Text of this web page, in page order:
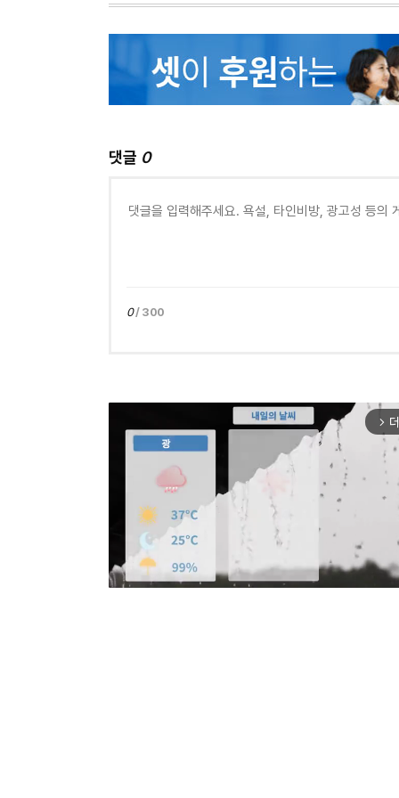
댓글 0
0/ 300
arrow_forward_ios